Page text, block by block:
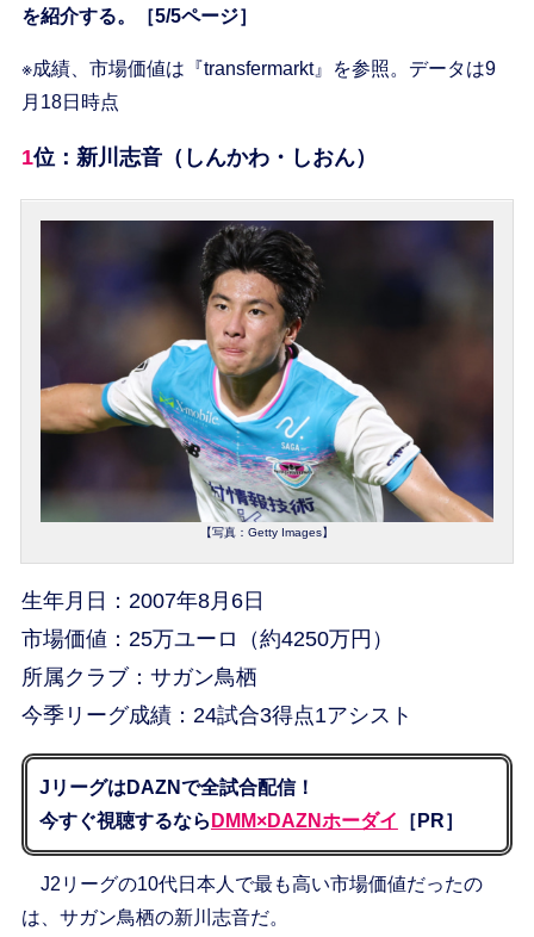
を紹介する。［5/5ページ］
※成績、市場価値は『transfermarkt』を参照。データは9
月18日時点
1位：新川志音（しんかわ・しおん）
【写真：Getty Images】
生年月日：2007年8月6日
市場価値：25万ユーロ（約4250万円）
所属クラブ：サガン鳥栖
今季リーグ成績：24試合3得点1アシスト
JリーグはDAZNで全試合配信！
今すぐ視聴するなら DMM×DAZNホーダイ ［PR］
J2リーグの10代日本人で最も高い市場価値だったの
は、サガン鳥栖の新川志音だ。